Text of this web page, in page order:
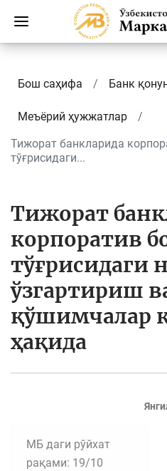
Бош саҳифа Банк
Меъёрий ҳужжатлар
Тижорат банкларида
тўғрисидаги...
Тижорат
корпоратив
тўғрисидаги
ўзгартириш
қўшимчалар
ҳақида
МБ даги рўйхат
рақами: 19/10